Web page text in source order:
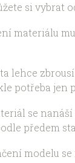
si vybrat
materiálu
lehce
potřeba jen
se
předem
modelu